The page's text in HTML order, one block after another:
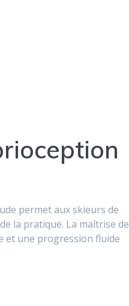
permet aux skieurs de
la pratique. La maîtrise de
et une progression fluide